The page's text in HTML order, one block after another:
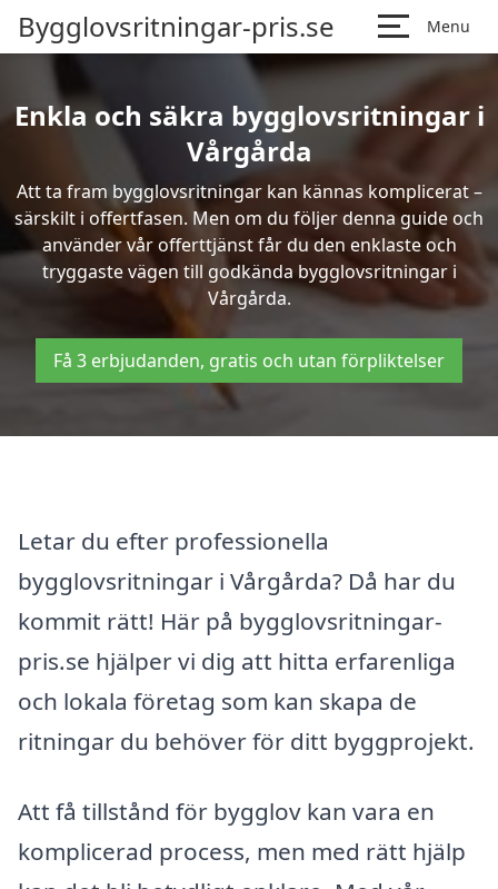
Bygglovsritningar-pris.se Menu
Enkla och säkra bygglovsritningar i
Vårgårda
Att ta fram bygglovsritningar kan kännas komplicerat –
särskilt i offertfasen. Men om du följer denna guide och
använder vår offerttjänst får du den enklaste och
tryggaste vägen till godkända bygglovsritningar i
Vårgårda.
Få 3 erbjudanden, gratis och utan förpliktelser
Letar du efter professionella
bygglovsritningar i Vårgårda? Då har du
kommit rätt! Här på bygglovsritningar-
pris.se hjälper vi dig att hitta erfarenliga
och lokala företag som kan skapa de
ritningar du behöver för ditt byggprojekt.
Att få tillstånd för bygglov kan vara en
komplicerad process, men med rätt hjälp